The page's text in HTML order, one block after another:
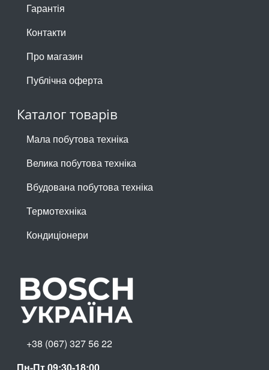
Гарантія
Контакти
Про магазин
Публічна оферта
Каталог товарів
Мала побутова техніка
Велика побутова техніка
Вбудована побутова техніка
Термотехніка
Кондиціонери
+38 (067) 327 56 22
Пн-Пт 09:30-18:00